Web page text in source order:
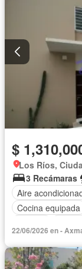
$
Los Ríos,
3 Recámaras
Aire
Cocina equipada
22/06/2026 en -